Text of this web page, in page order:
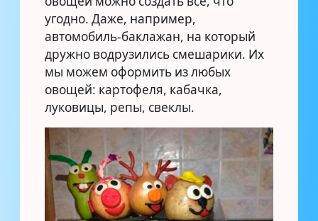
угодно. Даже, например,
автомобиль-баклажан, на который
дружно водрузились смешарики. Их
мы можем оформить из любых
овощей: картофеля, кабачка,
луковицы, репы, свеклы.